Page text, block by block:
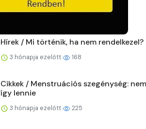
Hírek / Mi történik, ha nem rendelkezel?
3 hónapja ezelőtt 168
Cikkek / Menstruációs szegénység:
így lennie
3 hónapja ezelőtt 225